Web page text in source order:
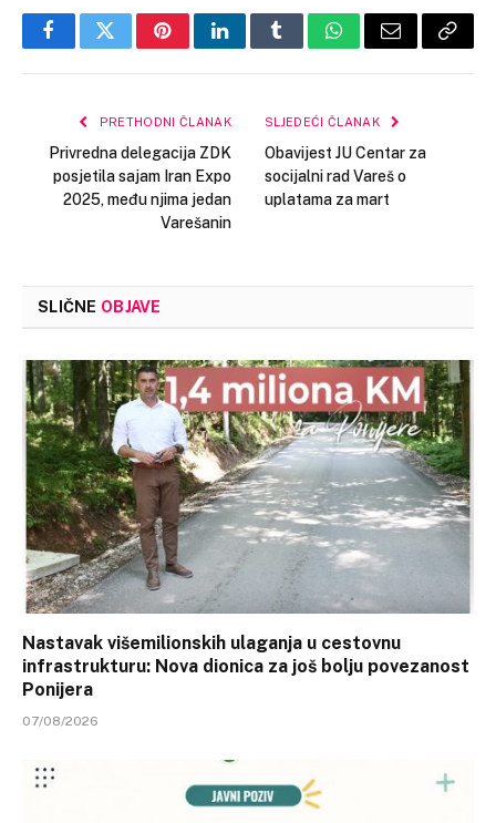
FacebookTwitterPinterestLinkedInTumblrWhatsApp
Email Copy
PRETHODNI ČLANAK
Privredna delegacija ZDK
posjetila sajam Iran Expo
2025, među njima jedan
Varešanin
SLJEDEĆI ČLANAK
Obavijest JU Centar za
socijalni rad Vareš o
uplatama za mart
SLIČNE OBJAVE
Nastavak višemilionskih ulaganja u cestovnu
infrastrukturu: Nova dionica za još bolju povezanost
Ponijera
07/08/2026